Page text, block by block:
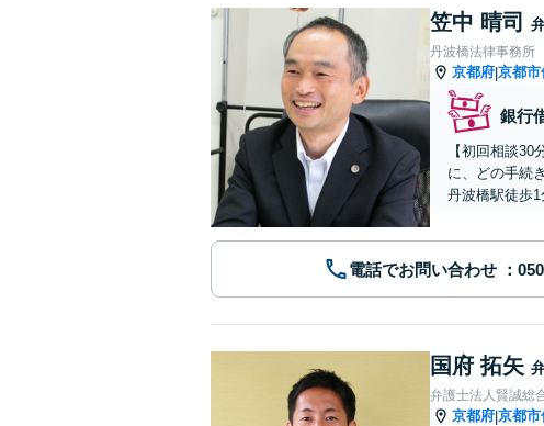
笠中 晴司
丹波橋法律事務所
京都府|京都市
銀行
【初回相談
に、どの手続
丹波橋駅徒歩1
電話でお問い合わせ
国府 拓矢
弁護士法人賢誠総
京都府|京都市